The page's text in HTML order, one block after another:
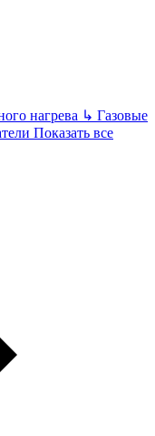
нагрева ↳ Газовые
Показать все